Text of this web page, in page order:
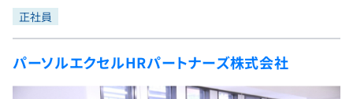
インターン
新卒エージェント
問題集
4択課題
プログラミング言語
ゲーム・マンガ
Tech Team Journal
paizaとは？
正社員
パーソルエクセルHRパートナーズ株式会社